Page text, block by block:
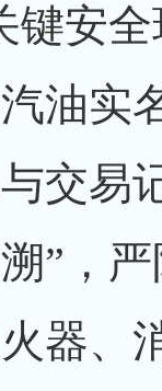
键安
油实
交易
”，
器、